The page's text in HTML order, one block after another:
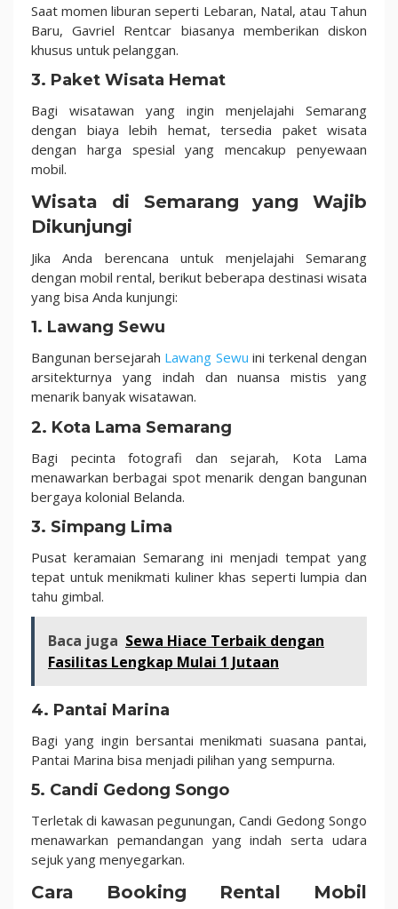
Saat momen liburan seperti Lebaran, Natal, atau Tahun
Baru, Gavriel Rentcar biasanya memberikan diskon
khusus untuk pelanggan.
3. Paket Wisata Hemat
Bagi wisatawan yang ingin menjelajahi Semarang
dengan biaya lebih hemat, tersedia paket wisata
dengan harga spesial yang mencakup penyewaan
mobil.
Wisata di Semarang yang Wajib
Dikunjungi
Jika Anda berencana untuk menjelajahi Semarang
dengan mobil rental, berikut beberapa destinasi wisata
yang bisa Anda kunjungi:
1. Lawang Sewu
Bangunan bersejarah Lawang Sewu ini terkenal dengan
arsitekturnya yang indah dan nuansa mistis yang
menarik banyak wisatawan.
2. Kota Lama Semarang
Bagi pecinta fotografi dan sejarah, Kota Lama
menawarkan berbagai spot menarik dengan bangunan
bergaya kolonial Belanda.
3. Simpang Lima
Pusat keramaian Semarang ini menjadi tempat yang
tepat untuk menikmati kuliner khas seperti lumpia dan
tahu gimbal.
Baca juga Sewa Hiace Terbaik dengan
Fasilitas Lengkap Mulai 1 Jutaan
4. Pantai Marina
Bagi yang ingin bersantai menikmati suasana pantai,
Pantai Marina bisa menjadi pilihan yang sempurna.
5. Candi Gedong Songo
Terletak di kawasan pegunungan, Candi Gedong Songo
menawarkan pemandangan yang indah serta udara
sejuk yang menyegarkan.
Cara Booking Rental Mobil